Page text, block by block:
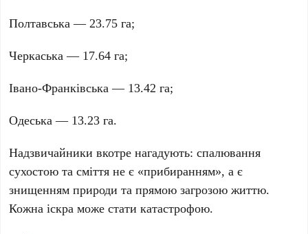
Полтавська —23.75 га;
Черкаська — 17.64 га;
Івано-Франківська — 13.42 га;
Одеська — 13.23 га.
Надзвичайники вкотре нагадують: спалювання
сухостою та сміття не є «прибиранням», а є
знищенням природи та прямою загрозою життю.
Кожна іскра може стати катастрофою.